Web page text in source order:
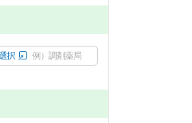
択 例）調剤薬局